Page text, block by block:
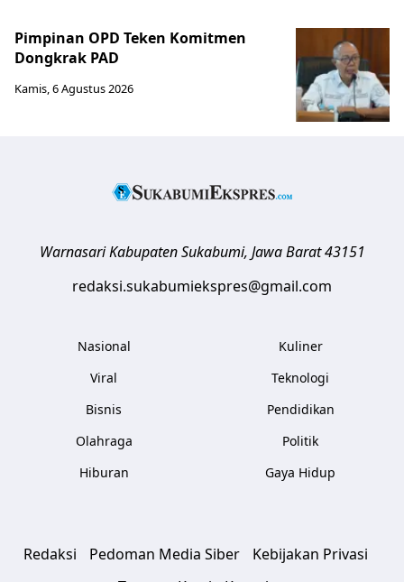
Pimpinan OPD Teken Komitmen
Dongkrak PAD
Kamis, 6 Agustus 2026
Warnasari Kabupaten Sukabumi, Jawa Barat 43151
redaksi.sukabumiekspres@gmail.com
Nasional
Viral
Bisnis
Olahraga
Hiburan
Kuliner
Teknologi
Pendidikan
Politik
Gaya Hidup
Redaksi Pedoman Media Siber
Kebijakan Privasi